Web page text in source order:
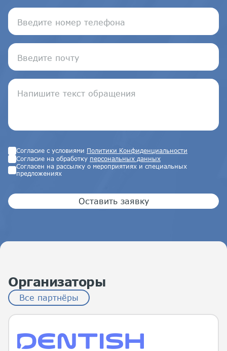
Согласие с условиями Политики Конфиденциальности
Согласие на обработку персональных данных
Согласен на рассылку о мероприятиях и специальных
предложениях
Оставить заявку
Организаторы
Все партнёры